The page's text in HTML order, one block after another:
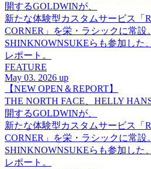
開するGOLDWINが、
新たな体験型カスタムサービス「
CORNER」を栄・ラシックに常設。
SHINKNOWNSUKEらも参加した
レポート。
FEATURE
May 03. 2026 up
【NEW OPEN＆REPORT】
THE NORTH FACE、HELLY
開するGOLDWINが、
新たな体験型カスタムサービス「
CORNER」を栄・ラシックに常設。
SHINKNOWNSUKEらも参加した
レポート。